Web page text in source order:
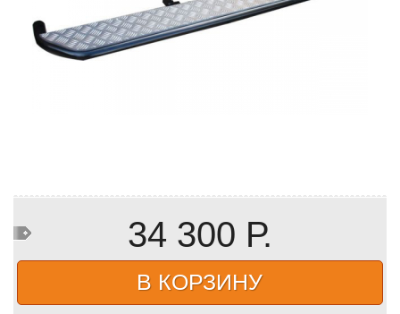
34 300 Р.
В КОРЗИНУ